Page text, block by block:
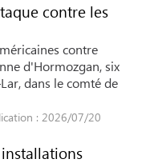
contre les
contre
d'Hormozgan, six
dans le comté de
: 2026/07/20